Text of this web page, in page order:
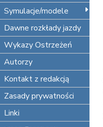
Symulacje/modele
Dawne rozkłady jazdy
Wykazy Ostrzeżeń
Autorzy
Kontakt z redakcją
Zasady prywatności
Linki